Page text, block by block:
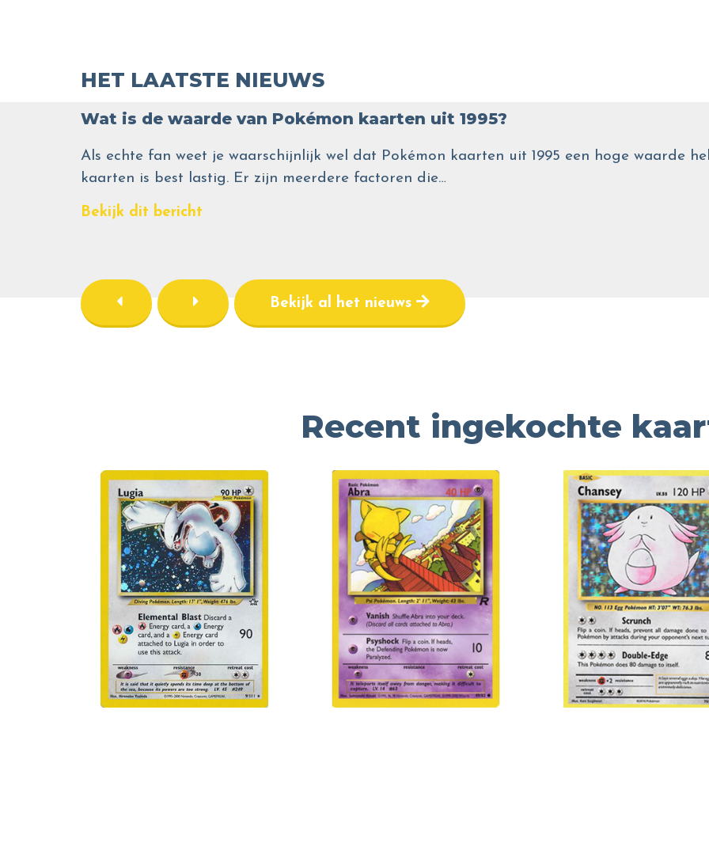
HET LAATSTE NIEUWS
Wat is de waarde van Pokémon kaarten uit 1995?
Als echte fan weet je waarschijnlijk wel dat Pokémon kaarten uit 1995 een hoge waarde
kaarten is best lastig. Er zijn meerdere factoren die…
Bekijk dit bericht
Bekijk al het nieuws
Recent ingekochte